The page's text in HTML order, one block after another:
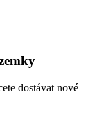
dostávat nové